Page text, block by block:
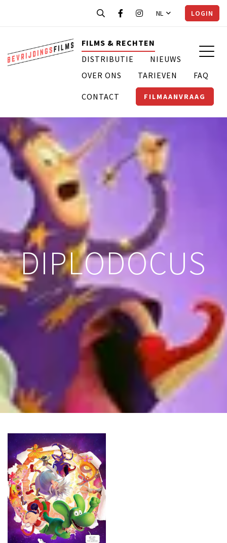
NL LOGIN
FILMS & RECHTEN
DISTRIBUTIE
NIEUWS
OVER ONS
TARIEVEN FAQ
CONTACT FILMAANVRAAG
DIPLODOCUS